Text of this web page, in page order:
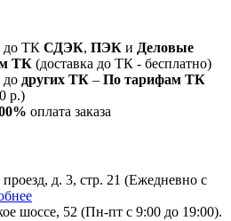
до ТК СДЭК, ПЭК и Деловые
ТК (доставка до ТК - бесплатно)
до других ТК – По тарифам ТК
р.)
оплата заказа
д. 3, стр. 21 (Ежедневно с
шоссе, 52 (Пн-пт с 9:00 до 19:00).